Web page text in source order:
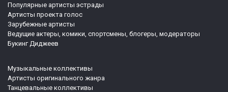
Популярные артисты эстрады
Артисты проекта голос
Зарубежные артисты
Ведущие актеры, комики, спортсмены, блогеры, модераторы
Букинг Диджеев
Музыкальные коллективы
Артисты оригинального жанра
Танцевальные коллективы